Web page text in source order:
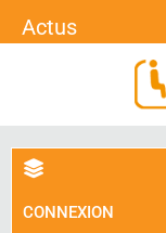
CONNEXION
Actus